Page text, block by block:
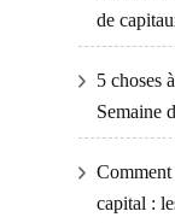
de
5 choses
Semaine
capital :